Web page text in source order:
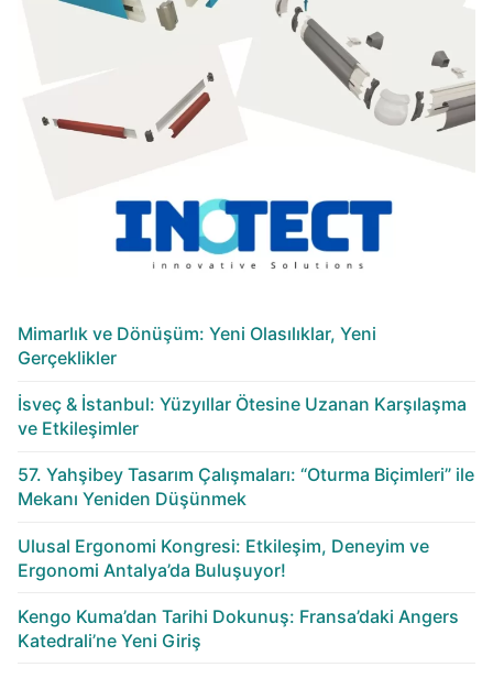
Mimarlık ve Dönüşüm: Yeni Olasılıklar, Yeni
Gerçeklikler
İsveç & İstanbul: Yüzyıllar Ötesine Uzanan Karşılaşma
ve Etkileşimler
57. Yahşibey Tasarım Çalışmaları: “Oturma Biçimleri” ile
Mekanı Yeniden Düşünmek
Ulusal Ergonomi Kongresi: Etkileşim, Deneyim ve
Ergonomi Antalya’da Buluşuyor!
Kengo Kuma’dan Tarihi Dokunuş: Fransa’daki Angers
Katedrali’ne Yeni Giriş